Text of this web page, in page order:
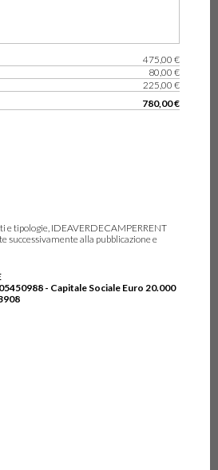
475,00 €
80,00 €
225,00 €
780,00 €
e tipologie, IDEAVERDECAMPERRENT
successivamente alla pubblicazione e
- Capitale Sociale Euro 20.000